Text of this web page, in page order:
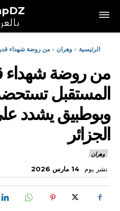
الرئيسية وهران
من روضة شهداء
من روضة شهداء
المستقبل
وبوطبيق يشدد
الجزائر
وهران
نشر يوم 14 مارس 2026